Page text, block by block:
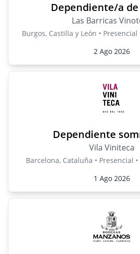
Dependiente/a
Las Barricas
Burgos, Castilla y León •
2 Ago 2026
Dependiente
Vila Viniteca
Barcelona, Cataluña • Presencial
1 Ago 2026